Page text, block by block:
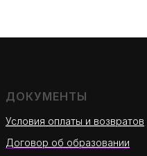
ДОКУМЕНТЫ
Условия оплаты и возвратов
Договор об образовании